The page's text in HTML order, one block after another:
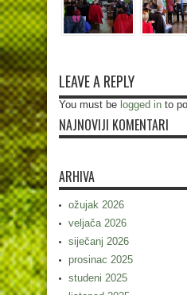
LEAVE A REPLY
You must be logged in to
NAJNOVIJI KOMENTARI
ARHIVA
ožujak 2026
veljača 2026
siječanj 2026
prosinac 2025
studeni 2025